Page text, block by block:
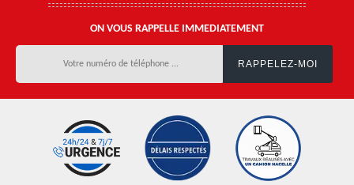
ON VOUS RAPPELLE IMMEDIATEMENT